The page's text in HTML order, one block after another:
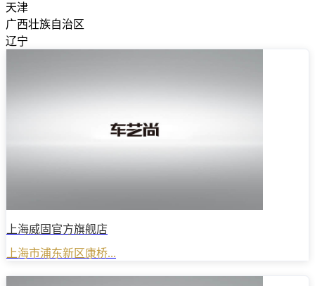
天津
广西壮族自治区
辽宁
上海威固官方旗舰店
上海市浦东新区康桥...